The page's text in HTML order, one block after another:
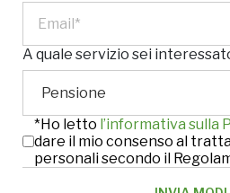
A quale servizio sei
*Ho letto l’informativa sulla
dare il mio consenso al
personali secondo il